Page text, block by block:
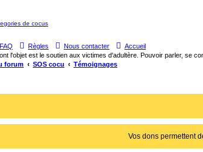
l'objet est le soutien aux victimes d'adultère. Pouvoir parler, se
FAQ Règles Nous contacter Accueil
forum SOS cocu Témoignages
Vos dons permettent